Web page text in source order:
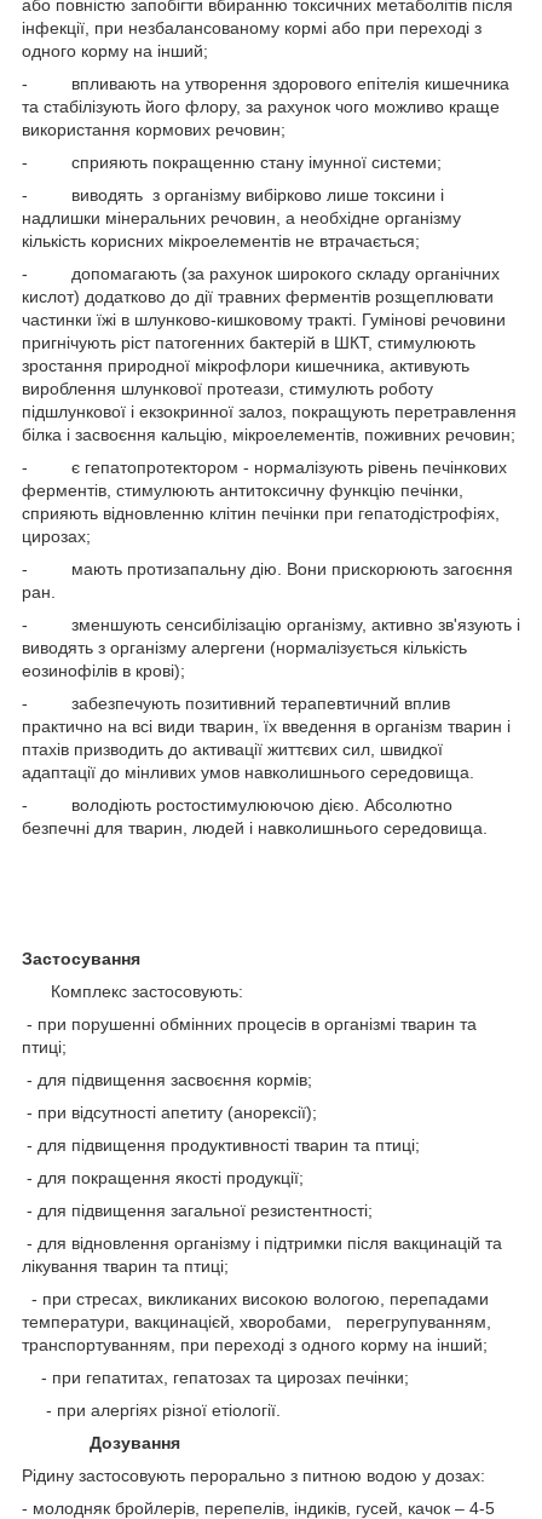
або повністю запобігти вбиранню токсичних метаболітів після
інфекції, при незбалансованому кормі або при переході з
одного корму на інший;
- впливають на утворення здорового епітелія кишечника
та стабілізують його флору, за рахунок чого можливо краще
використання кормових речовин;
- сприяють покращенню стану імунної системи;
- виводять з організму вибірково лише токсини і
надлишки мінеральних речовин, а необхідне організму
кількість корисних мікроелементів не втрачається;
- допомагають (за рахунок широкого складу органічних
кислот) додатково до дії травних ферментів розщеплювати
частинки їжі в шлунково-кишковому тракті. Гумінові речовини
пригнічують ріст патогенних бактерій в ШКТ, стимулюють
зростання природної мікрофлори кишечника, активують
вироблення шлункової протеази, стимулють роботу
підшлункової і екзокринної залоз, покращують перетравлення
білка і засвоєння кальцію, мікроелементів, поживних речовин;
- є гепатопротектором - нормалізують рівень печінкових
ферментів, стимулюють антитоксичну функцію печінки,
сприяють відновленню клітин печінки при гепатодістрофіях,
цирозах;
- мають протизапальну дію. Вони прискорюють загоєння
ран.
- зменшують сенсибілізацію організму, активно зв'язують і
виводять з організму алергени (нормалізується кількість
еозинофілів в крові);
- забезпечують позитивний терапевтичний вплив
практично на всі види тварин, їх введення в організм тварин і
птахів призводить до активації життєвих сил, швидкої
адаптації до мінливих умов навколишнього середовища.
- володіють ростостимулюючою дією. Абсолютно
безпечні для тварин, людей і навколишнього середовища.
Застосування
Комплекс застосовують:
- при порушенні обмінних процесів в організмі тварин та
птиці;
- для підвищення засвоєння кормів;
- при відсутності апетиту (анорексії);
- для підвищення продуктивності тварин та птиці;
- для покращення якості продукції;
- для підвищення загальної резистентності;
- для відновлення організму і підтримки після вакцинацій та
лікування тварин та птиці;
- при стресах, викликаних високою вологою, перепадами
температури, вакцинацієй, хворобами, перегрупуванням,
транспортуванням, при переході з одного корму на інший;
- при гепатитах, гепатозах та цирозах печінки;
- при алергіях різної етіології.
Дозування
Рідину застосовують перорально з питною водою у дозах:
- молодняк бройлерів, перепелів, індиків, гусей, качок – 4-5